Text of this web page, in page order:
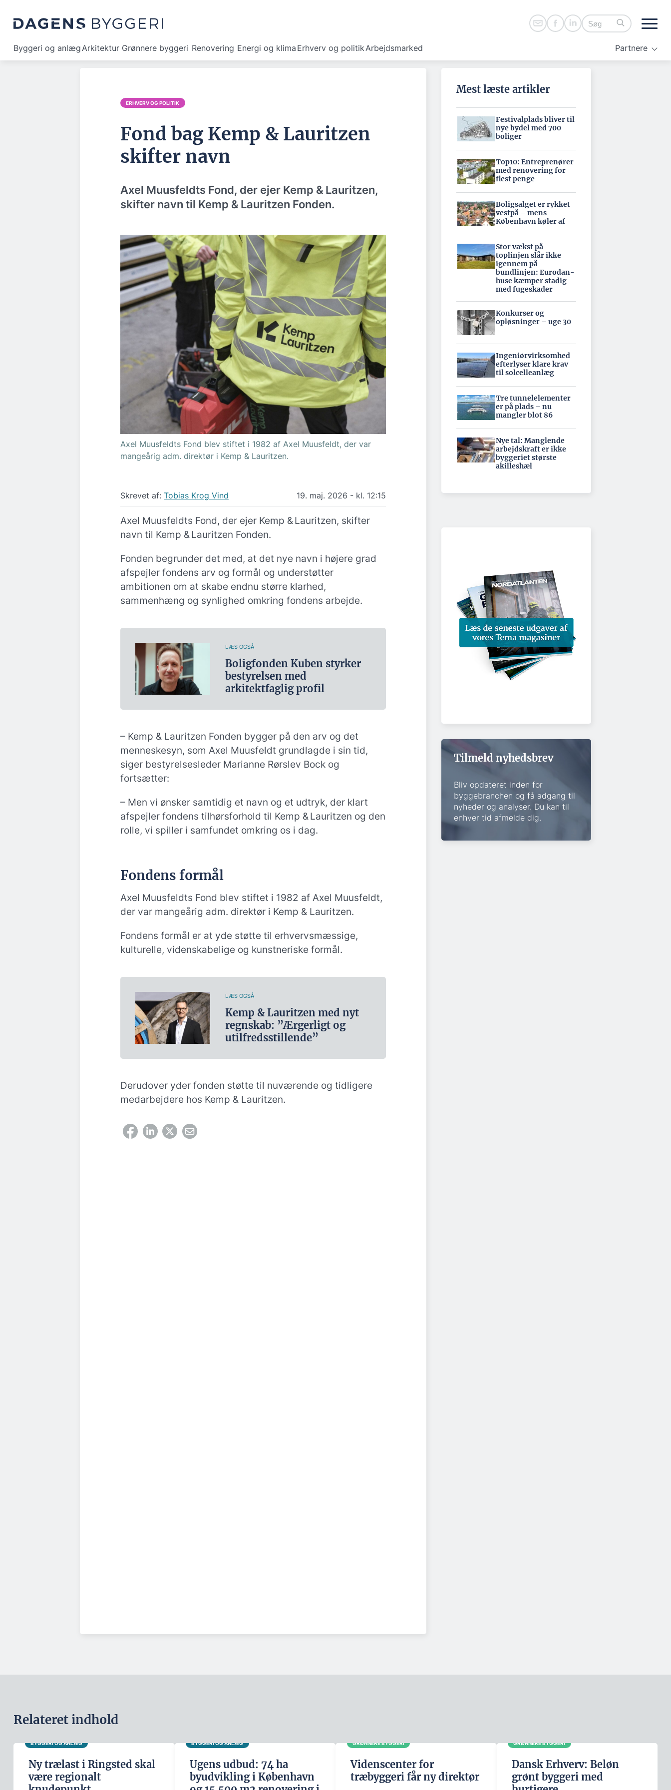
Byggeri og anlægArkitektur Grønnere byggeri Renovering Energi og klima Erhverv og politikArbejdsmarked Partnere
ERHVERV OG POLITIK
Fond bag Kemp & Lauritzen
skifter navn
Axel Muusfeldts Fond, der ejer Kemp & Lauritzen,
skifter navn til Kemp & Lauritzen Fonden.
Axel Muusfeldts Fond blev stiftet i 1982 af Axel Muusfeldt, der var
mangeårig adm. direktør i Kemp & Lauritzen.
Skrevet af: Tobias Krog Vind 19. maj. 2026 - kl. 12:15
Axel Muusfeldts Fond, der ejer Kemp & Lauritzen, skifter
navn til Kemp & Lauritzen Fonden.
Fonden begrunder det med, at det nye navn i højere grad
afspejler fondens arv og formål og understøtter
ambitionen om at skabe endnu større klarhed,
sammenhæng og synlighed omkring fondens arbejde.
LÆS OGSÅ
Boligfonden Kuben styrker
bestyrelsen med
arkitektfaglig profil
– Kemp & Lauritzen Fonden bygger på den arv og det
menneskesyn, som Axel Muusfeldt grundlagde i sin tid,
siger bestyrelsesleder Marianne Rørslev Bock og
fortsætter:
– Men vi ønsker samtidig et navn og et udtryk, der klart
afspejler fondens tilhørsforhold til Kemp & Lauritzen og den
rolle, vi spiller i samfundet omkring os i dag.
Fondens formål
Axel Muusfeldts Fond blev stiftet i 1982 af Axel Muusfeldt,
der var mangeårig adm. direktør i Kemp & Lauritzen.
Fondens formål er at yde støtte til erhvervsmæssige,
kulturelle, videnskabelige og kunstneriske formål.
LÆS OGSÅ
Kemp & Lauritzen med nyt
regnskab: ”Ærgerligt og
utilfredsstillende”
Derudover yder fonden støtte til nuværende og tidligere
medarbejdere hos Kemp & Lauritzen.
Mest læste artikler
Festivalplads bliver til
nye bydel med 700
boliger
Top10: Entreprenører
med renovering for
flest penge
Boligsalget er rykket
vestpå – mens
København køler af
Stor vækst på
toplinjen slår ikke
igennem på
bundlinjen: Eurodan-
huse kæmper stadig
med fugeskader
Konkurser og
opløsninger – uge 30
Ingeniørvirksomhed
efterlyser klare krav
til solcelleanlæg
Tre tunnelelementer
er på plads – nu
mangler blot 86
Nye tal: Manglende
arbejdskraft er ikke
byggeriet største
akilleshæl
Tilmeld nyhedsbrev
Bliv opdateret inden for
byggebranchen og få adgang til
nyheder og analyser. Du kan til
enhver tid afmelde dig.
Relateret indhold
BYGGERI OG ANLÆG
Ny trælast i Ringsted skal
være regionalt
BYGGERI OG ANLÆG
Ugens udbud: 74 ha
byudvikling i København
GRØNNERE BYGGERI
Videnscenter for
træbyggeri får ny direktør
GRØNNERE BYGGERI
Dansk Erhverv: Beløn
grønt byggeri med